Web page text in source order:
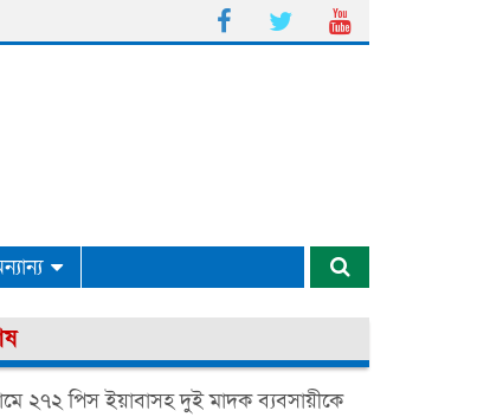
২৭২ পিস ইয়াবাসহ দুই মাদক ব্যবসায়ীকে